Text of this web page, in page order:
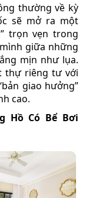
thường về kỳ
sẽ mở ra một
trọn vẹn trong
giữa những
mịn như lụa.
thự riêng tư với
giao hưởng”
cao.
Hồ Có Bể Bơi